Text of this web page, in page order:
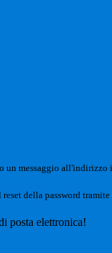
un messaggio all'indirizzo
della password tramite
posta elettronica!